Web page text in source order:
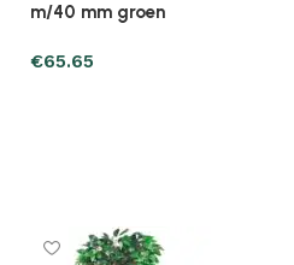
m/40 mm groen
€91.13